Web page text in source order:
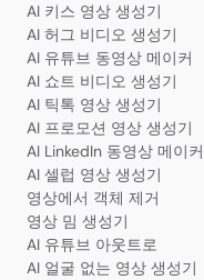
AI 키스 영상 생성기
AI 허그 비디오 생성기
AI 유튜브 동영상 메이커
AI 쇼트 비디오 생성기
AI 틱톡 영상 생성기
AI 프로모션 영상 생성기
AI LinkedIn 동영상 메이커
AI 셀럽 영상 생성기
영상에서 객체 제거
영상 밈 생성기
AI 유튜브 아웃트로
AI 얼굴 없는 영상 생성기